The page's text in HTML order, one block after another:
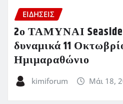
ΕΙΔΗΣΕΙΣ
2ο ΤΑΜΥΝΑΙ Seaside
δυναμικά 11
Ημιμαραθώνιο
kimiforum Μάι 18,